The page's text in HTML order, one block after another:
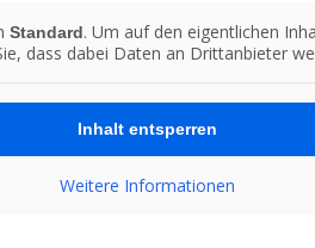
Standard. Um auf den eigentlichen
dass dabei Daten an Drittanbieter
Inhalt entsperren
Weitere Informationen